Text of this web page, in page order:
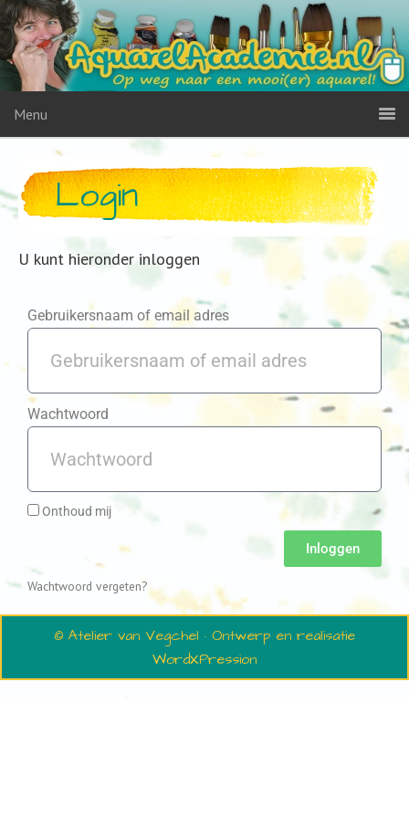
Menu
Login
U kunt hieronder inloggen
Gebruikersnaam of email adres
Wachtwoord
Onthoud mij
Inloggen
Wachtwoord vergeten?
© Atelier van Vegchel · Ontwerp en realisatie
WordXPression